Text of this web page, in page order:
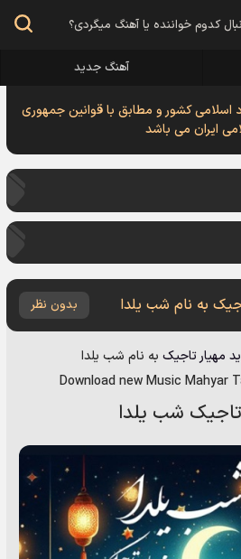
آهنگ جدید
اسلامی کشور و مطابق با قوانین جمهوری
ایران می باشد
به نام شب یلدا بدون نظر
مهیار تاجیک به نام شب یلدا
Download new Music Mahyar
تاجیک شب یلدا